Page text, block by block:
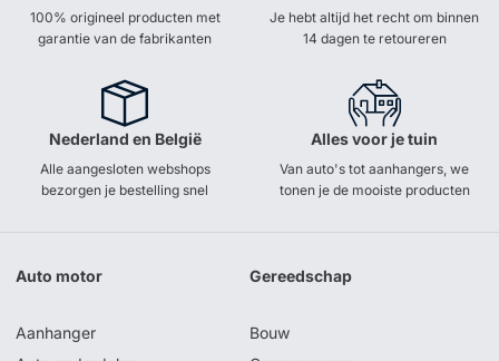
100% origineel producten met
garantie van de fabrikanten
Je hebt altijd het recht om binnen
14 dagen te retoureren
Nederland en België
Alle aangesloten webshops
bezorgen je bestelling snel
Alles voor je tuin
Van auto's tot aanhangers, we
tonen je de mooiste producten
Auto motor
Aanhanger
Gereedschap
Bouw